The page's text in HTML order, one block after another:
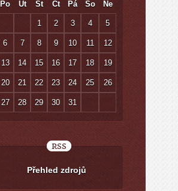
Po Út St Čt Pá So Ne
1 2 3 4 5
6 7 8 9 10 11 12
13 14 15 16 17 18 19
20 21 22 23 24 25 26
27 28 29 30 31
RSS
Přehled zdrojů